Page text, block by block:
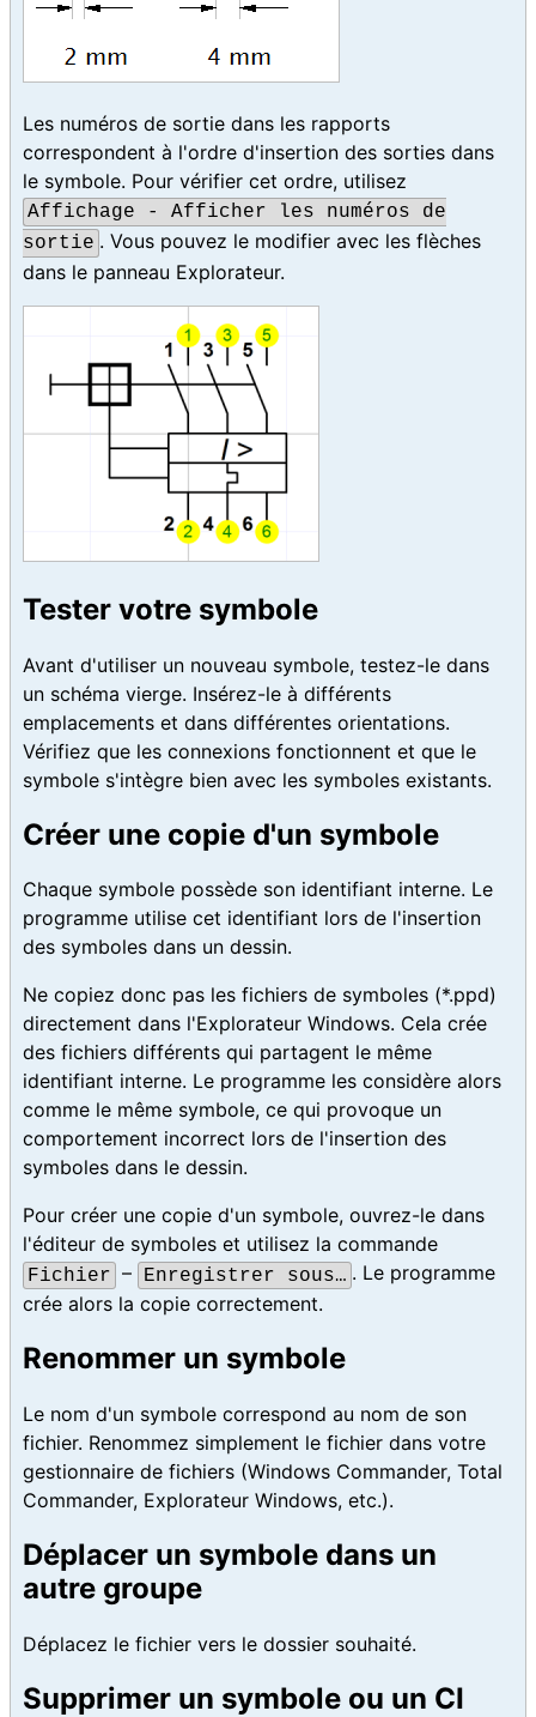
Les numéros de sortie dans les rapports
correspondent à l'ordre d'insertion des sorties dans
le symbole. Pour vérifier cet ordre, utilisez
Affichage - Afficher les numéros de
sortie . Vous pouvez le modifier avec les flèches
dans le panneau Explorateur.
Tester votre symbole
Avant d'utiliser un nouveau symbole, testez-le dans
un schéma vierge. Insérez-le à différents
emplacements et dans différentes orientations.
Vérifiez que les connexions fonctionnent et que le
symbole s'intègre bien avec les symboles existants.
Créer une copie d'un symbole
Chaque symbole possède son identifiant interne. Le
programme utilise cet identifiant lors de l'insertion
des symboles dans un dessin.
Ne copiez donc pas les fichiers de symboles (*.ppd)
directement dans l'Explorateur Windows. Cela crée
des fichiers différents qui partagent le même
identifiant interne. Le programme les considère alors
comme le même symbole, ce qui provoque un
comportement incorrect lors de l'insertion des
symboles dans le dessin.
Pour créer une copie d'un symbole, ouvrez-le dans
l'éditeur de symboles et utilisez la commande
Fichier – Enregistrer sous… . Le programme
crée alors la copie correctement.
Renommer un symbole
Le nom d'un symbole correspond au nom de son
fichier. Renommez simplement le fichier dans votre
gestionnaire de fichiers (Windows Commander, Total
Commander, Explorateur Windows, etc.).
Déplacer un symbole dans un
autre groupe
Déplacez le fichier vers le dossier souhaité.
Supprimer un symbole ou un CI